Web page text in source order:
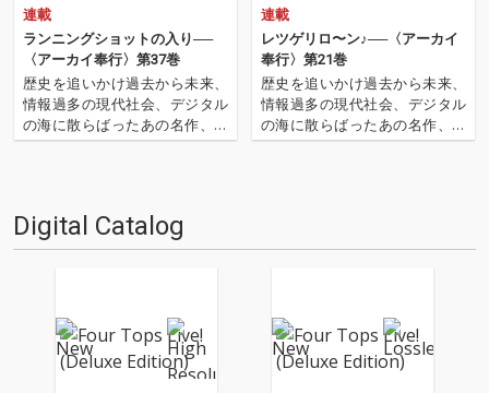
連載
ランニングショットの入り──
〈アーカイ奉行〉第37巻
歴史を追いかけ過去から未来、
情報過多の現代社会、デジタル
の海に散らばったあの名作、こ
の名作たちをひとつにまとめる
は…'''1.過去作の最新リマスター
音源 2.これまで未配信…
連載
レツゲリロ〜ン♪──〈アーカイ
奉行〉第21巻
歴史を追いかけ過去から未来、
情報過多の現代社会、デジタル
の海に散らばったあの名作、こ
の名作たちをひとつにまとめる
音源 2.これまで未配信…
Digital Catalog